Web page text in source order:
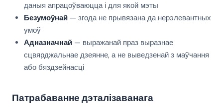
даныя апрацоўваюцца і для якой мэты
Безумоўнай — згода не прывязана да нерэлевантных
умоў
Адназначнай — выражанай праз выразнае
сцвярджальнае дзеянне, а не выведзенай з маўчання
або бяздзейнасці
Патрабаванне дэталізаванага